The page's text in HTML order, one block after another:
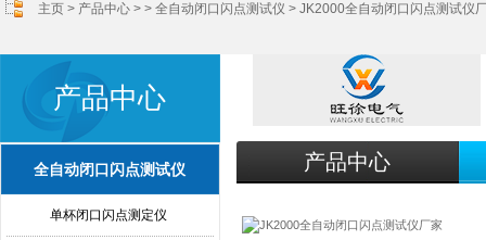
主页 > 产品中心 > > 全自动闭口闪点测试仪 > JK2000全自动闭口闪点测试仪
产品中心
全自动闭口闪点测试仪
单杯闭口闪点测定仪
产品中心